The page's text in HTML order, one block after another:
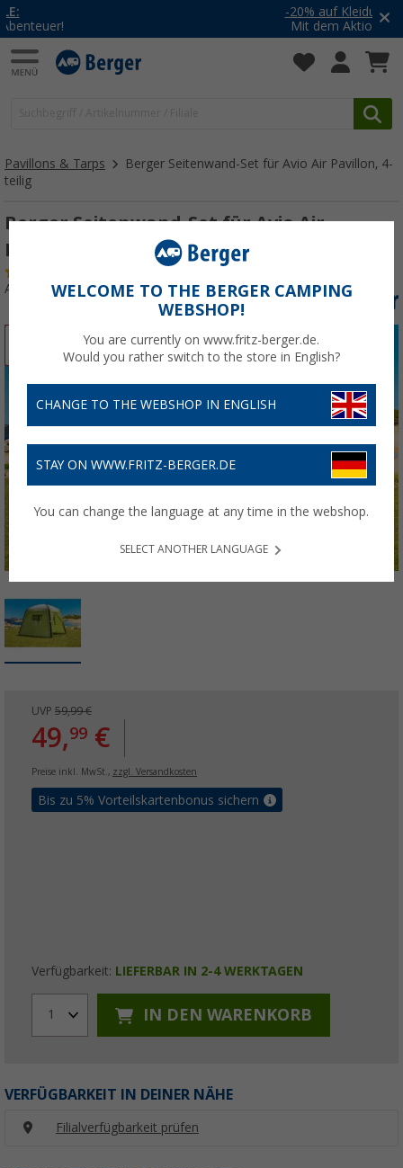
-20% auf Kleidung und Schuhe
Pavillons & Tarps
Berger Seitenwand-Set für Avio Air Pavillon, 4-
teilig
Berger Seitenwand-Set für Avio Air
Pavillon, 4-teilig
Art.-Nr.: 305190
UVP 59,99 €
49,99 €
Preise inkl. MwSt., zzgl. Versandkosten
Bis zu 5% Vorteilskartenbonus sichern
Verfügbarkeit: LIEFERBAR IN 2-4 WERKTAGEN
1 IN DEN WARENKORB
VERFÜGBARKEIT IN DEINER NÄHE
Filialverfügbarkeit prüfen
WELCOME TO THE BERGER CAMPING
WEBSHOP!
You are currently on www.fritz-berger.de.
Would you rather switch to the store in English?
CHANGE TO THE WEBSHOP IN ENGLISH
STAY ON WWW.FRITZ-BERGER.DE
You can change the language at any time in the webshop.
SELECT ANOTHER LANGUAGE